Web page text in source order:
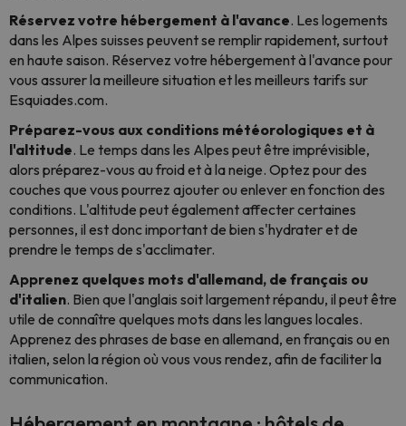
Réservez votre hébergement à l'avance. Les logements
dans les Alpes suisses peuvent se remplir rapidement, surtout
en haute saison. Réservez votre hébergement à l'avance pour
vous assurer la meilleure situation et les meilleurs tarifs sur
Esquiades.com.
Préparez-vous aux conditions météorologiques et à
l'altitude. Le temps dans les Alpes peut être imprévisible,
alors préparez-vous au froid et à la neige. Optez pour des
couches que vous pourrez ajouter ou enlever en fonction des
conditions. L'altitude peut également affecter certaines
personnes, il est donc important de bien s'hydrater et de
prendre le temps de s'acclimater.
Apprenez quelques mots d'allemand, de français ou
d'italien. Bien que l'anglais soit largement répandu, il peut être
utile de connaître quelques mots dans les langues locales.
Apprenez des phrases de base en allemand, en français ou en
italien, selon la région où vous vous rendez, afin de faciliter la
communication.